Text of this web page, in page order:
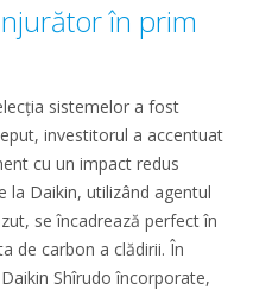
în prim
sistemelor a fost
investitorul a accentuat
cu un impact redus
la Daikin, utilizând agentul
se încadrează perfect în
de carbon a clădirii. În
Shîrudo încorporate,